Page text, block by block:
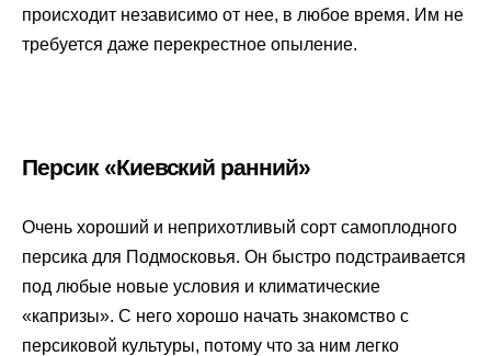
происходит независимо от нее, в любое время. Им не
требуется даже перекрестное опыление.
Персик «Киевский ранний»
Очень хороший и неприхотливый сорт самоплодного
персика для Подмосковья. Он быстро подстраивается
под любые новые условия и климатические
«капризы». С него хорошо начать знакомство с
персиковой культуры, потому что за ним легко